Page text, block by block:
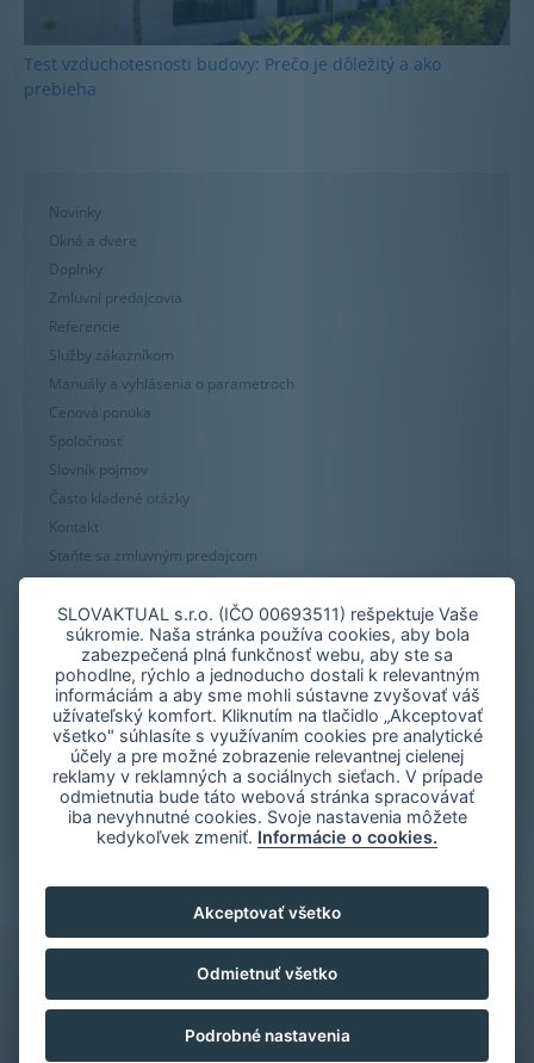
Test vzduchotesnosti budovy: Prečo je dôležitý a ako
prebieha
Novinky
Okná a dvere
Doplnky
Zmluvní predajcovia
Referencie
Služby zákazníkom
Manuály a vyhlásenia o parametroch
Cenová ponuka
Spoločnosť
Slovník pojmov
Často kladené otázky
Kontakt
Staňte sa zmluvným predajcom
Mapa stránky
Zásady používania súborov cookie
Nastavenie cookies
Oznámenie nekalých praktík
SLOVAKTUAL s.r.o. (IČO 00693511) rešpektuje Vaše
súkromie. Naša stránka používa cookies, aby bola
zabezpečená plná funkčnosť webu, aby ste sa
pohodlne, rýchlo a jednoducho dostali k relevantným
informáciám a aby sme mohli sústavne zvyšovať váš
užívateľský komfort. Kliknutím na tlačidlo „Akceptovať
všetko" súhlasíte s využívaním cookies pre analytické
účely a pre možné zobrazenie relevantnej cielenej
reklamy v reklamných a sociálnych sieťach. V prípade
odmietnutia bude táto webová stránka spracovávať
iba nevyhnutné cookies. Svoje nastavenia môžete
kedykoľvek zmeniť. Informácie o cookies.
Akceptovať všetko
Odmietnuť všetko
Podrobné nastavenia